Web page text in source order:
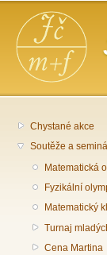
Hlavní menu
Chystané akce
Soutěže a
Matematická
Fyzikální
Matematický
Turnaj
Cena Martina